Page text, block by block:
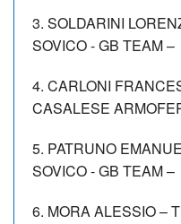
3. SOLDARINI
SOVICO - GB TEAM –
4. CARLONI
CASALESE
5. PATRUNO
SOVICO - GB TEAM –
6. MORA ALESSIO –